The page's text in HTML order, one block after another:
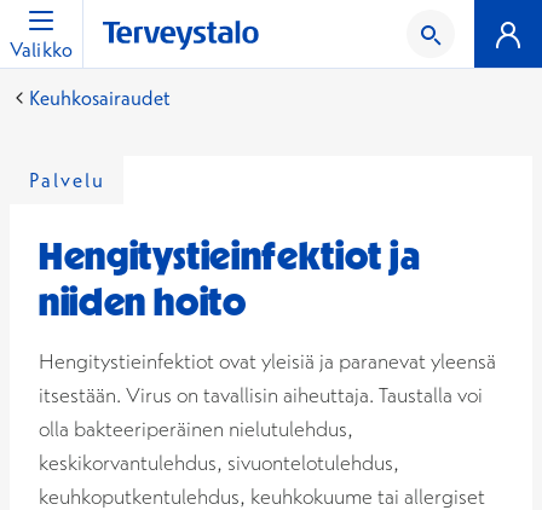
Valikko
Keuhkosairaudet
Palvelu
Hengitystieinfektiot ja
niiden hoito
Hengitystieinfektiot ovat yleisiä ja paranevat yleensä
itsestään. Virus on tavallisin aiheuttaja. Taustalla voi
olla bakteeriperäinen nielutulehdus,
keskikorvantulehdus, sivuontelotulehdus,
keuhkoputkentulehdus, keuhkokuume tai allergiset